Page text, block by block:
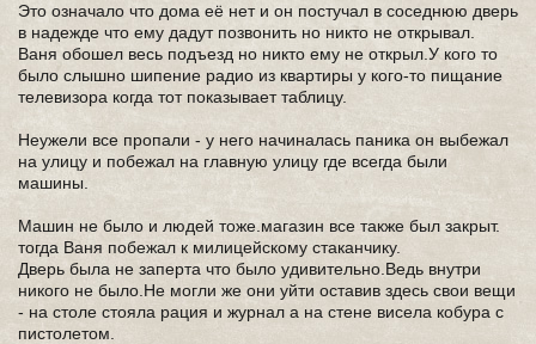
Это означало что дома её нет и он постучал в соседнюю дверь
в надежде что ему дадут позвонить но никто не открывал.
Ваня обошел весь подъезд но никто ему не открыл.У кого то
было слышно шипение радио из квартиры у кого-то пищание
телевизора когда тот показывает таблицу.
Неужели все пропали - у него начиналась паника он выбежал
на улицу и побежал на главную улицу где всегда были
машины.
Машин не было и людей тоже.магазин все также был закрыт.
тогда Ваня побежал к милицейскому стаканчику.
Дверь была не заперта что было удивительно.Ведь внутри
никого не было.Не могли же они уйти оставив здесь свои вещи
- на столе стояла рация и журнал а на стене висела кобура с
пистолетом.